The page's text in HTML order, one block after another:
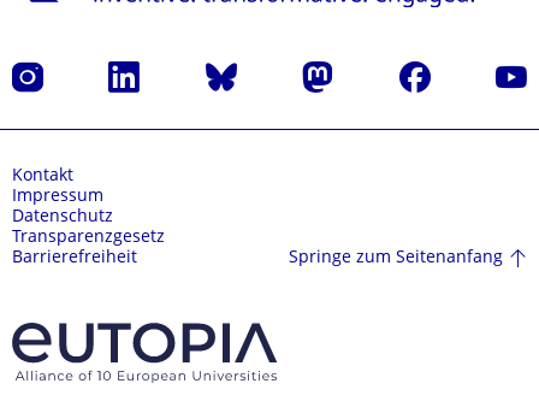
Instagram LinkedIn Bluesky Mastodon Facebook
Kontakt
Impressum
Datenschutz
Transparenzgesetz
Barrierefreiheit
Springe zum Seitenanfang